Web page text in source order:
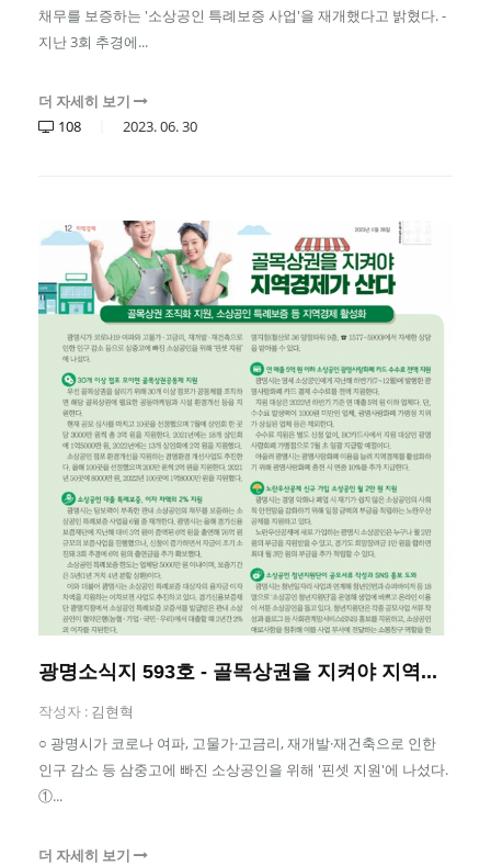
채무를 보증하는 '소상공인 특례보증 사업'을 재개했다고 밝혔다. -
지난 3회 추경에...
더 자세히 보기
108
2023.06.30
광명소식지 593호 - 골목상권을 지켜야 지역...
작성자 : 김현혁
○ 광명시가 코로나 여파, 고물가·고금리, 재개발·재건축으로 인한
인구 감소 등 삼중고에 빠진 소상공인을 위해 '핀셋 지원'에 나섰다.
①...
더 자세히 보기